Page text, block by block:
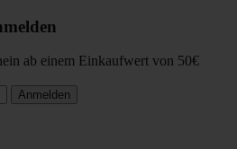
ab einem Einkaufwert von 50€
Anmelden